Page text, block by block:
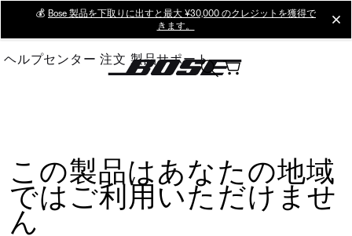
Main
💰 Bose 製品を下取りに出すと最大 ¥30,000 のクレジットを獲得で
きます。
ヘルプセンター 注文 製品サポート
この製品はあなたの地域
ではご利用いただけませ
ん